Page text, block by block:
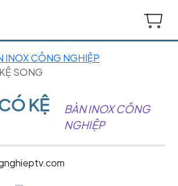
INOX CÔNG NGHIỆP
SONG
KỆ
BÀN INOX CÔNG
NGHIỆP